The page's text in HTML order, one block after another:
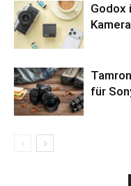
Godox
für